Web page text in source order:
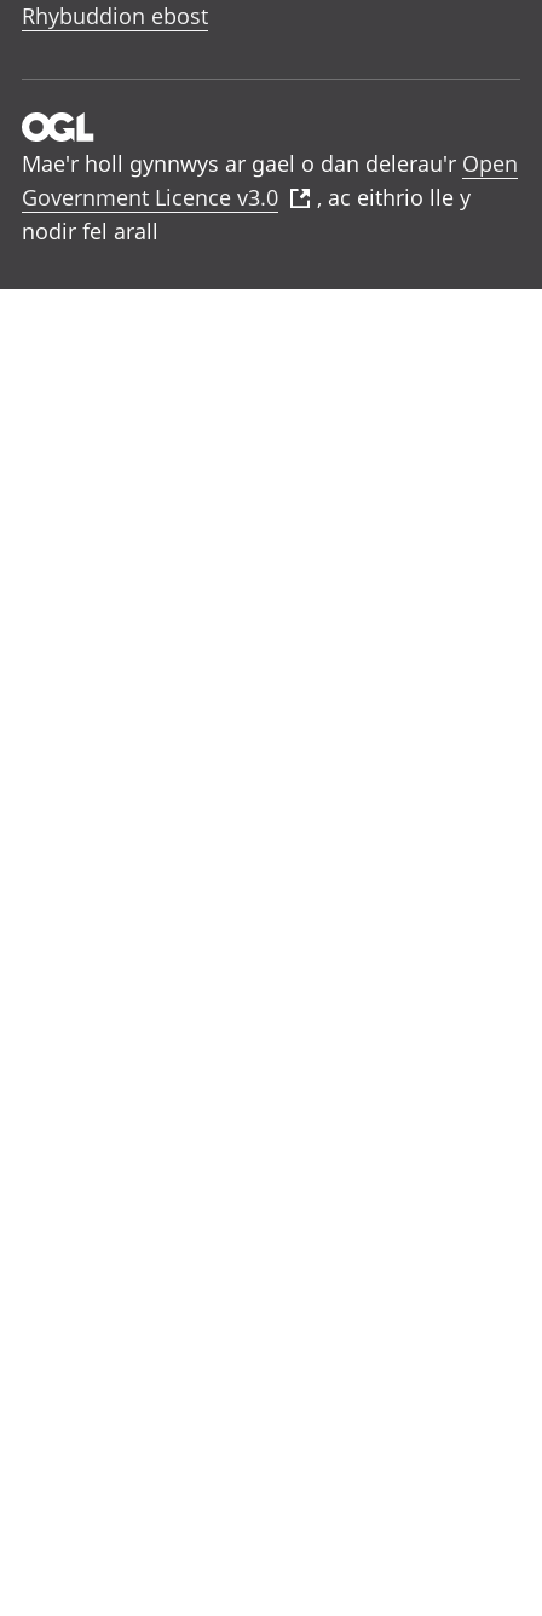
Rhybuddion ebost
Mae'r holl gynnwys ar gael o dan delerau'r Open
Government Licence v3.0
, ac eithrio lle y
nodir fel arall